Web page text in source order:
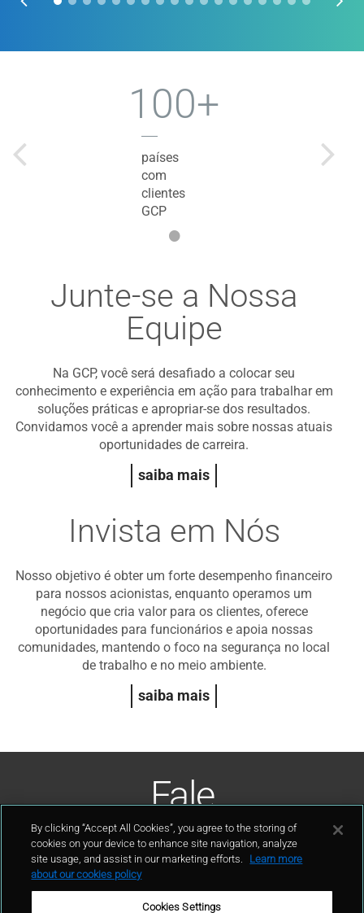
•
100+
países
com
clientes
GCP
Junte-se a Nossa
Equipe
Na GCP, você será desafiado a colocar seu
conhecimento e experiência em ação para trabalhar em
soluções práticas e apropriar-se dos resultados.
Convidamos você a aprender mais sobre nossas atuais
oportunidades de carreira.
saiba mais
Invista em Nós
Nosso objetivo é obter um forte desempenho financeiro
para nossos acionistas, enquanto operamos um
negócio que cria valor para os clientes, oferece
oportunidades para funcionários e apoia nossas
comunidades, mantendo o foco na segurança no local
de trabalho e no meio ambiente.
saiba mais
Fale
Conosco
By clicking “Accept All Cookies”, you agree to the storing of
cookies on your device to enhance site navigation, analyze
site usage, and assist in our marketing efforts.
Learn more
about our cookies policy
Cookies Settings